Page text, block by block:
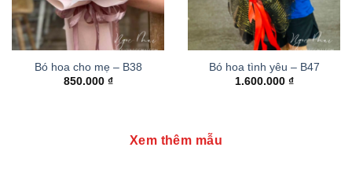
Bó hoa cho mẹ – B38
850.000 ₫
Bó hoa tình yêu – B47
1.600.000 ₫
Xem thêm mẫu